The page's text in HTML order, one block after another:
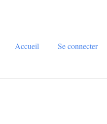
Accueil Se connecter